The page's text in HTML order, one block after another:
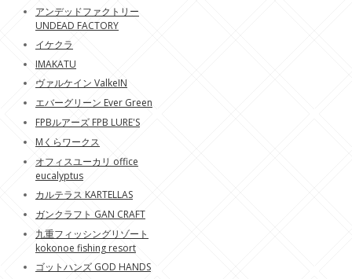
アンデッドファクトリー
UNDEAD FACTORY
イケクラ
IMAKATU
ヴァルケイン ValkeIN
エバーグリーン Ever Green
FPBルアーズ FPB LURE'S
Mくらワークス
オフィスユーカリ office
eucalyptus
カルテラス KARTELLAS
ガンクラフト GAN CRAFT
九重フィッシングリゾート
kokonoe fishing resort
ゴットハンズ GOD HANDS